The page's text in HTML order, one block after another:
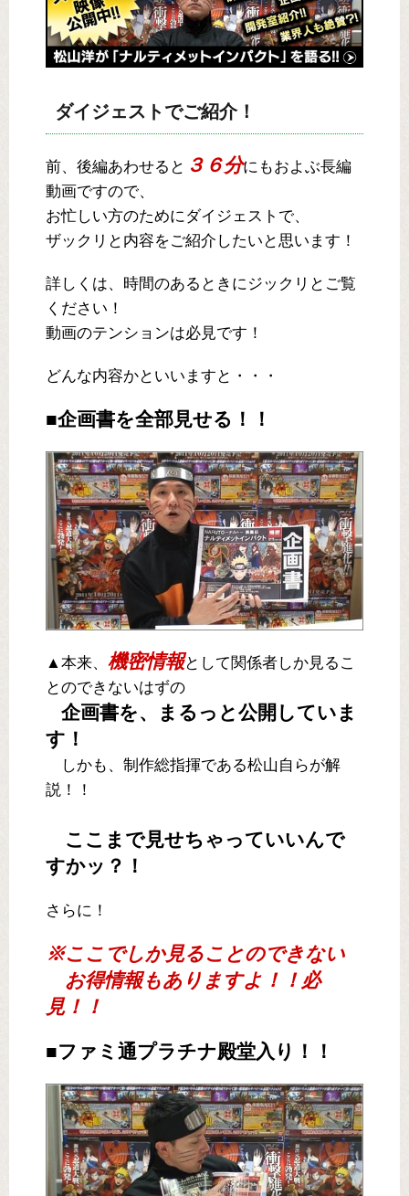
ダイジェストでご紹介！
前、後編あわせると ３６分にもおよぶ長編
動画ですので、
お忙しい方のためにダイジェストで、
ザックリと内容をご紹介したいと思います！
詳しくは、時間のあるときにジックリとご覧
ください！
動画のテンションは必見です！
どんな内容かといいますと・・・
■企画書を全部見せる！！
▲本来、 機密情報として関係者しか見るこ
とのできないはずの
企画書を、まるっと公開していま
す！
しかも、制作総指揮である松山自らが解
説！！
ここまで見せちゃっていいんで
すかッ？！
さらに！
※ここでしか見ることのできない
お得情報もありますよ！！必
見！！
■ファミ通プラチナ殿堂入り！！